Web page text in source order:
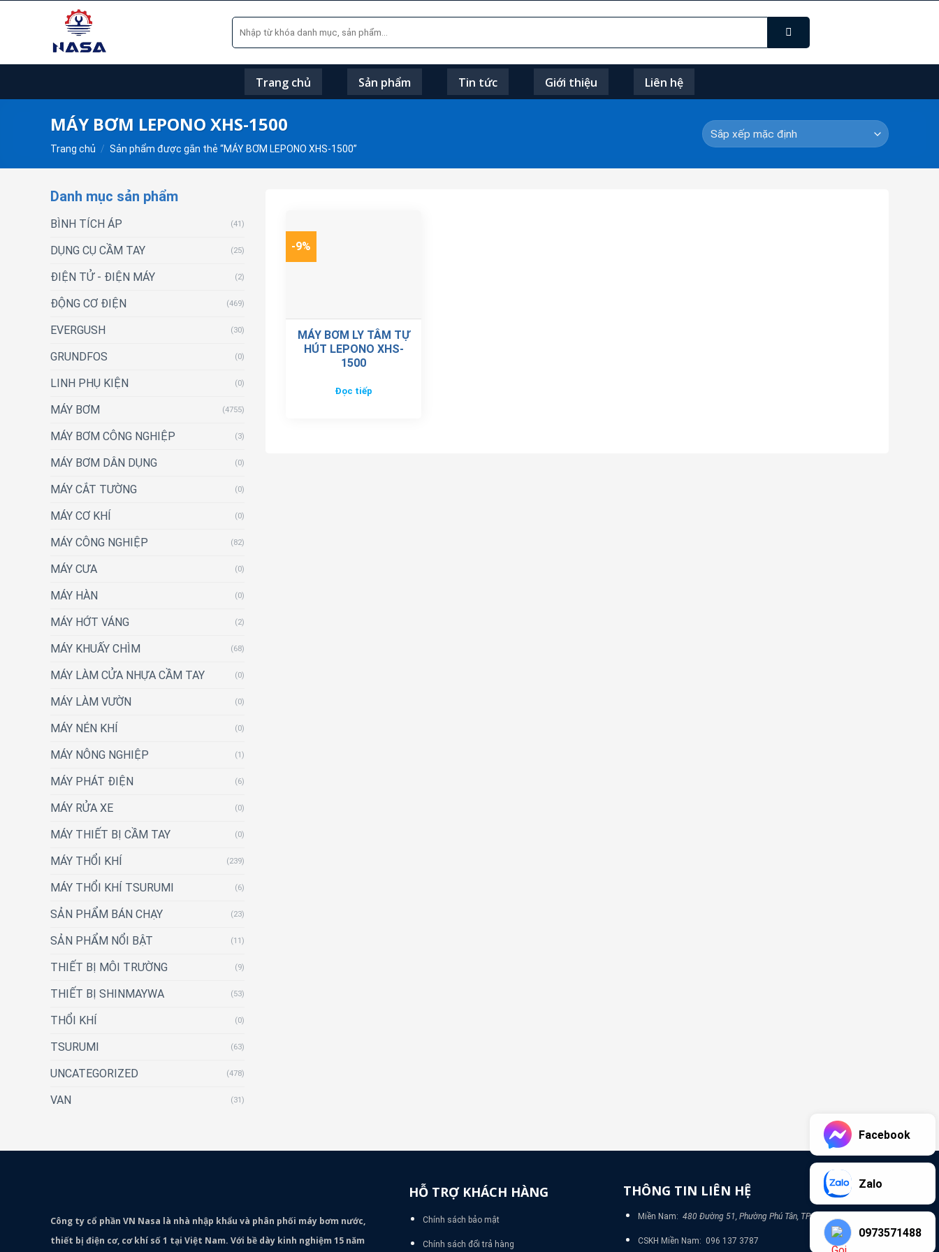
Tìm
kiếm:
Trang chủ Sản phẩm Tin tức Giới thiệu Liên hệ
MÁY BƠM LEPONO XHS-1500
Trang chủ / Sản phẩm được gắn thẻ “MÁY BƠM LEPONO XHS-1500”
Danh mục sản phẩm
BÌNH TÍCH ÁP (41)
DỤNG CỤ CẦM TAY (25)
ĐIỆN TỬ - ĐIỆN MÁY (2)
ĐỘNG CƠ ĐIỆN (469)
EVERGUSH (30)
GRUNDFOS (0)
LINH PHỤ KIỆN (0)
MÁY BƠM (4755)
MÁY BƠM CÔNG NGHIỆP (3)
MÁY BƠM DÂN DỤNG (0)
MÁY CẮT TƯỜNG (0)
MÁY CƠ KHÍ (0)
MÁY CÔNG NGHIỆP (82)
MÁY CƯA (0)
MÁY HÀN (0)
MÁY HỚT VÁNG (2)
MÁY KHUẤY CHÌM (68)
MÁY LÀM CỬA NHỰA CẦM TAY (0)
MÁY LÀM VƯỜN (0)
MÁY NÉN KHÍ (0)
MÁY NÔNG NGHIỆP (1)
MÁY PHÁT ĐIỆN (6)
MÁY RỬA XE (0)
MÁY THIẾT BỊ CẦM TAY (0)
MÁY THỔI KHÍ (239)
MÁY THỔI KHÍ TSURUMI (6)
SẢN PHẨM BÁN CHẠY (23)
SẢN PHẨM NỔI BẬT (11)
THIẾT BỊ MÔI TRƯỜNG (9)
THIẾT BỊ SHINMAYWA (53)
THỔI KHÍ (0)
TSURUMI (63)
UNCATEGORIZED (478)
VAN (31)
-9%
MÁY BƠM LY TÂM TỰ
HÚT LEPONO XHS-
1500
Đọc tiếp
Công ty cổ phần VN Nasa là nhà nhập khẩu và phân phối máy bơm nước,
thiết bị điện cơ, cơ khí số 1 tại Việt Nam. Với bề dày kinh nghiệm 15 năm
HỖ TRỢ KHÁCH HÀNG
Chính sách bảo mật
Chính sách đổi trả hàng
THÔNG TIN LIÊN HỆ
Miền Nam: 480 Đường 51, Phường Phú Tân, TP Bình Dương
CSKH Miền Nam: 096 137 3787
Facebook
Zalo
0973571488